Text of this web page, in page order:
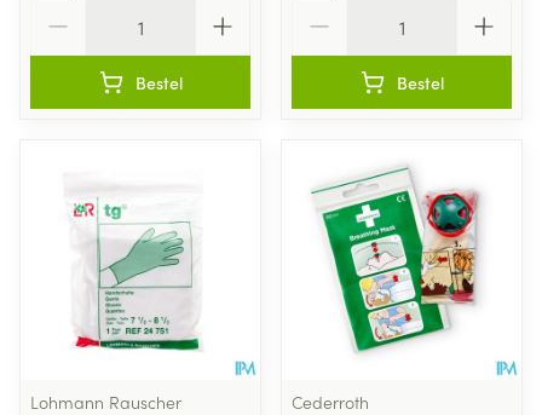
Bestel Bestel
Lohmann Rauscher
Cederroth